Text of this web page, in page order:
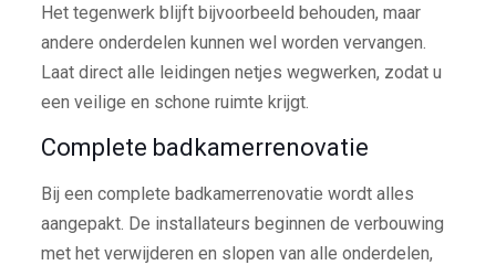
Het tegenwerk blijft bijvoorbeeld behouden, maar
andere onderdelen kunnen wel worden vervangen.
Laat direct alle leidingen netjes wegwerken, zodat u
een veilige en schone ruimte krijgt.
Complete badkamerrenovatie
Bij een complete badkamerrenovatie wordt alles
aangepakt. De installateurs beginnen de verbouwing
met het verwijderen en slopen van alle onderdelen,